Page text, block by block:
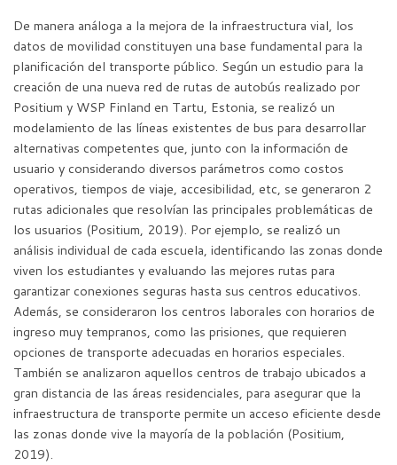
De manera análoga a la mejora de la infraestructura vial, los
datos de movilidad constituyen una base fundamental para la
planificación del transporte público. Según un estudio para la
creación de una nueva red de rutas de autobús realizado por
Positium y WSP Finland en Tartu, Estonia, se realizó un
modelamiento de las líneas existentes de bus para desarrollar
alternativas competentes que, junto con la información de
usuario y considerando diversos parámetros como costos
operativos, tiempos de viaje, accesibilidad, etc, se generaron 2
rutas adicionales que resolvían las principales problemáticas de
los usuarios (Positium, 2019). Por ejemplo, se realizó un
análisis individual de cada escuela, identificando las zonas donde
viven los estudiantes y evaluando las mejores rutas para
garantizar conexiones seguras hasta sus centros educativos.
Además, se consideraron los centros laborales con horarios de
ingreso muy tempranos, como las prisiones, que requieren
opciones de transporte adecuadas en horarios especiales.
También se analizaron aquellos centros de trabajo ubicados a
gran distancia de las áreas residenciales, para asegurar que la
infraestructura de transporte permite un acceso eficiente desde
las zonas donde vive la mayoría de la población (Positium,
2019).